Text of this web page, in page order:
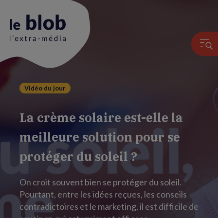
AnimationVidéo du jour
La crème solaire est-elle la
meilleure solution pour se
protéger du soleil ?
On croit souvent bien se protéger du soleil.
Pourtant, entre les idées reçues, les conseils
contradictoires et le marketing, il est difficile de